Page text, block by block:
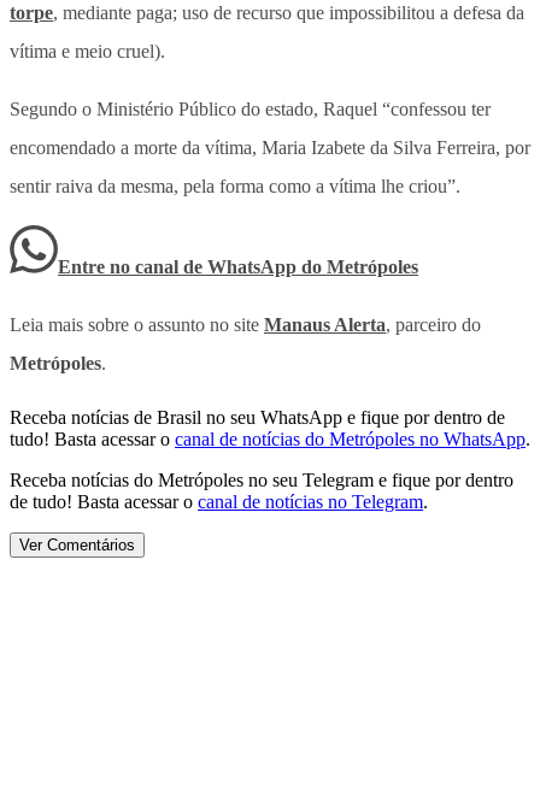
torpe, mediante paga; uso de recurso que impossibilitou a defesa da
vítima e meio cruel).
Segundo o Ministério Público do estado, Raquel “confessou ter
encomendado a morte da vítima, Maria Izabete da Silva Ferreira, por
sentir raiva da mesma, pela forma como a vítima lhe criou”.
Entre no canal de WhatsApp do Metrópoles
Leia mais sobre o assunto no site Manaus Alerta, parceiro do
Metrópoles.
Receba notícias de Brasil no seu WhatsApp e fique por dentro de
tudo! Basta acessar o canal de notícias do Metrópoles no WhatsApp.
Receba notícias do Metrópoles no seu Telegram e fique por dentro
de tudo! Basta acessar o canal de notícias no Telegram.
Ver Comentários